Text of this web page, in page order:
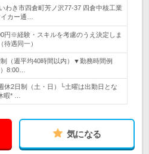
わき市四倉町芳ノ沢77‐37 四倉中核工業
カー通…
円※経験・スキルを考慮のうえ決定しま
遇同一）
（週平均40時間以内）▼勤務時間例
8:00…
休2日制（土・日）└土曜は出勤日とな
暇* …
気になる